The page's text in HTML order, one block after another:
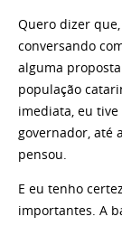
Quero dizer
conversando
alguma
população
imediata, eu
governador, até
pensou.
E eu tenho
importantes. A